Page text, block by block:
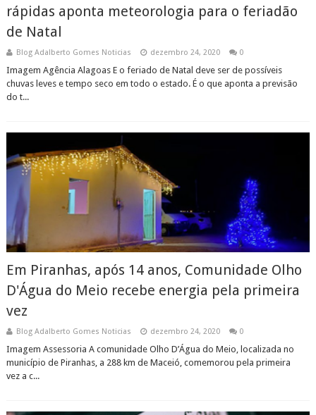
rápidas aponta meteorologia para o feriadão
de Natal
Blog Adalberto Gomes Noticias dezembro 24, 2020 0
Imagem Agência Alagoas E o feriado de Natal deve ser de possíveis
chuvas leves e tempo seco em todo o estado. É o que aponta a previsão
do t...
Em Piranhas, após 14 anos, Comunidade Olho
D'Água do Meio recebe energia pela primeira
vez
Blog Adalberto Gomes Noticias dezembro 24, 2020 0
Imagem Assessoria A comunidade Olho D’Água do Meio, localizada no
município de Piranhas, a 288 km de Maceió, comemorou pela primeira
vez a c...